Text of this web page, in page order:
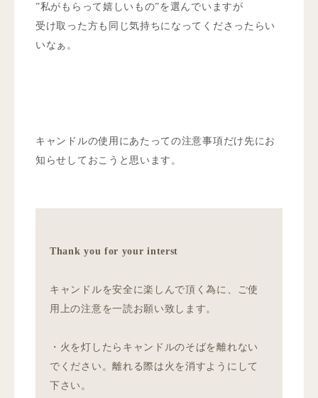
”私がもらって嬉しいもの”を選んでいますが
受け取った方も同じ気持ちになってくださったらい
いなぁ。
キャンドルの使用にあたっての注意事項だけ先にお
知らせしておこうと思います。
Thank you for your interst
キャンドルを安全に楽しんで頂く為に、ご使
用上の注意を一読お願い致します。
・火を灯したらキャンドルのそばを離れない
でください。離れる際は火を消すようにして
下さい。